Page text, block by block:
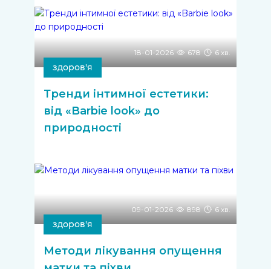
18-01-2026 678 6 хв.
здоров'я
Тренди інтимної естетики:
від «Barbie look» до
природності
09-01-2026 898 6 хв.
здоров'я
Методи лікування опущення